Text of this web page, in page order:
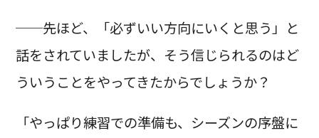
──先ほど、「必ずいい方向にいくと思う」と
話をされていましたが、そう信じられるのはど
ういうことをやってきたからでしょうか？
「やっぱり練習での準備も、シーズンの序盤に